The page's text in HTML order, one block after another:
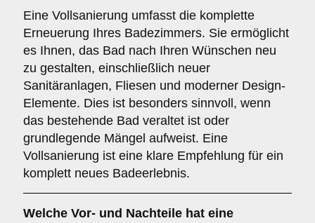
Eine Vollsanierung umfasst die komplette
Erneuerung Ihres Badezimmers. Sie ermöglicht
es Ihnen, das Bad nach Ihren Wünschen neu
zu gestalten, einschließlich neuer
Sanitäranlagen, Fliesen und moderner Design-
Elemente. Dies ist besonders sinnvoll, wenn
das bestehende Bad veraltet ist oder
grundlegende Mängel aufweist. Eine
Vollsanierung ist eine klare Empfehlung für ein
komplett neues Badeerlebnis.
Welche Vor- und Nachteile hat eine